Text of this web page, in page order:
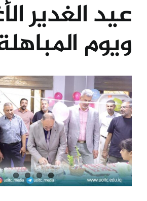
عيد الغدير
ويوم
View
Larger
Image